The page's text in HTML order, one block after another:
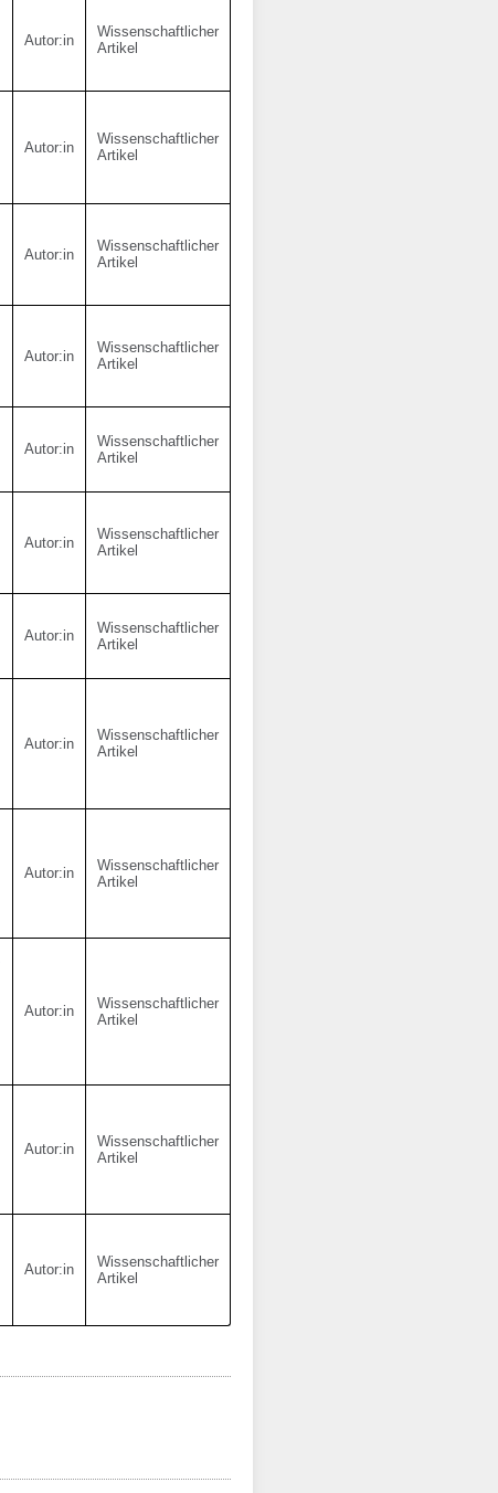
Autor:in
Wissenschaftlicher
Artikel
Autor:in
Wissenschaftlicher
Artikel
Autor:in
Wissenschaftlicher
Artikel
Autor:in
Wissenschaftlicher
Artikel
Autor:in
Wissenschaftlicher
Artikel
Autor:in
Wissenschaftlicher
Artikel
Autor:in
Wissenschaftlicher
Artikel
Autor:in
Wissenschaftlicher
Artikel
Autor:in
Wissenschaftlicher
Artikel
Autor:in
Wissenschaftlicher
Artikel
Autor:in
Wissenschaftlicher
Artikel
Autor:in
Wissenschaftlicher
Artikel